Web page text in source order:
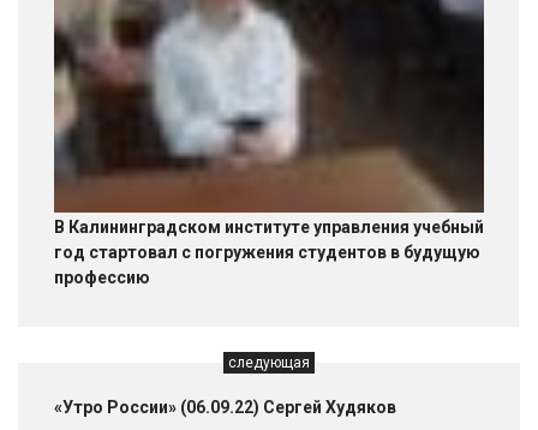
В Калининградском институте управления учебный
год стартовал с погружения студентов в будущую
профессию
следующая
«Утро России» (06.09.22) Сергей Худяков